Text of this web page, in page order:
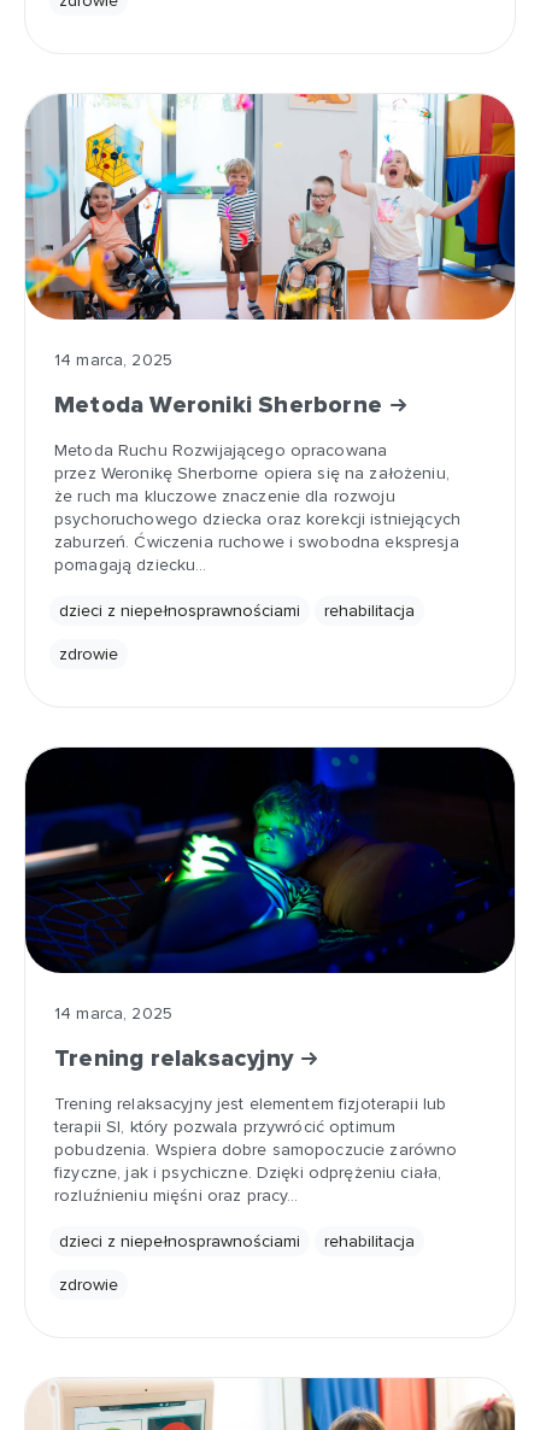
14 marca, 2025
Metoda Weroniki Sherborne
Metoda Ruchu Rozwijającego opracowana
przez Weronikę Sherborne opiera się na założeniu,
że ruch ma kluczowe znaczenie dla rozwoju
psychoruchowego dziecka oraz korekcji istniejących
zaburzeń. Ćwiczenia ruchowe i swobodna ekspresja
pomagają dziecku…
dzieci z niepełnosprawnościami rehabilitacja
zdrowie
14 marca, 2025
Trening relaksacyjny
Trening relaksacyjny jest elementem fizjoterapii lub
terapii SI, który pozwala przywrócić optimum
pobudzenia. Wspiera dobre samopoczucie zarówno
fizyczne, jak i psychiczne. Dzięki odprężeniu ciała,
rozluźnieniu mięśni oraz pracy…
dzieci z niepełnosprawnościami rehabilitacja
zdrowie